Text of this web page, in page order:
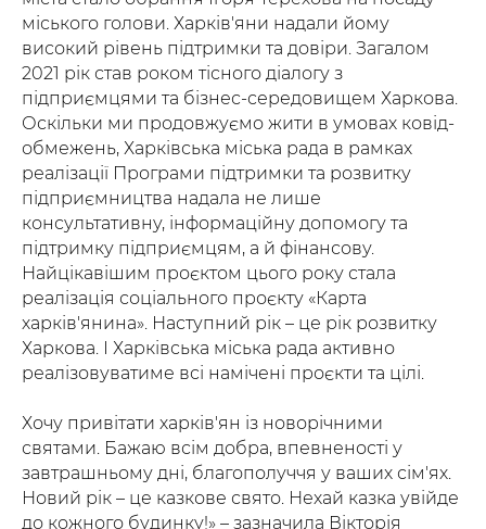
міського голови. Харків'яни надали йому
високий рівень підтримки та довіри. Загалом
2021 рік став роком тісного діалогу з
підприємцями та бізнес-середовищем Харкова.
Оскільки ми продовжуємо жити в умовах ковід-
обмежень, Харківська міська рада в рамках
реалізації Програми підтримки та розвитку
підприємництва надала не лише
консультативну, інформаційну допомогу та
підтримку підприємцям, а й фінансову.
Найцікавішим проєктом цього року стала
реалізація соціального проєкту «Карта
харків'янина». Наступний рік – це рік розвитку
Харкова. І Харківська міська рада активно
реалізовуватиме всі намічені проєкти та цілі.
Хочу привітати харків'ян із новорічними
святами. Бажаю всім добра, впевненості у
завтрашньому дні, благополуччя у ваших сім'ях.
Новий рік – це казкове свято. Нехай казка увійде
до кожного будинку!» – зазначила Вікторія